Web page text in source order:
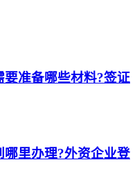
准备哪些材料?签证
里办理?外资企业登